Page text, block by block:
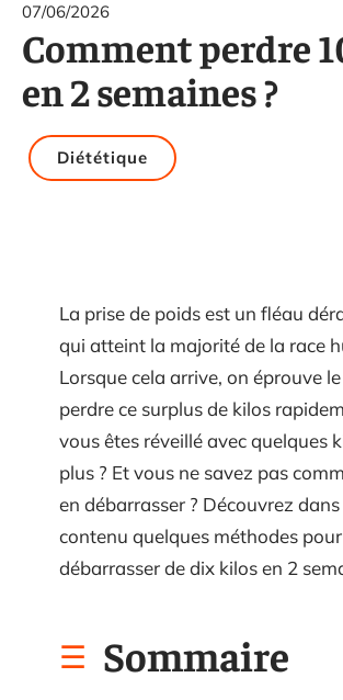
07/06/2026
Comment perdre
en 2 semaines ?
Diététique
La prise de poids est un fléau
qui atteint la majorité de la race
Lorsque cela arrive, on éprouve
perdre ce surplus de kilos
vous êtes réveillé avec quelques
plus ? Et vous ne savez pas
en débarrasser ? Découvrez dans
contenu quelques méthodes
débarrasser de dix kilos en 2
Sommaire